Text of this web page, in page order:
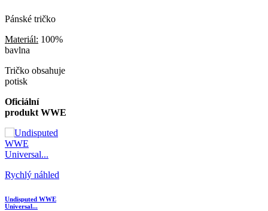
Pánské tričko
Materiál: 100%
bavlna
Tričko obsahuje
potisk
Oficiální
produkt WWE
Rychlý náhled
Undisputed WWE
Universal...